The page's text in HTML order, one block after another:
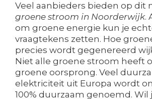
Veel aanbieders bieden op dit
groene stroom in Noorderwijk.
om groene energie kun je
vraagtekens zetten. Hoe
precies wordt gegenereerd
Niet alle groene stroom heeft
groene oorsprong. Veel
elektriciteit uit Europa wordt
100% duurzaam genoemd. Wil